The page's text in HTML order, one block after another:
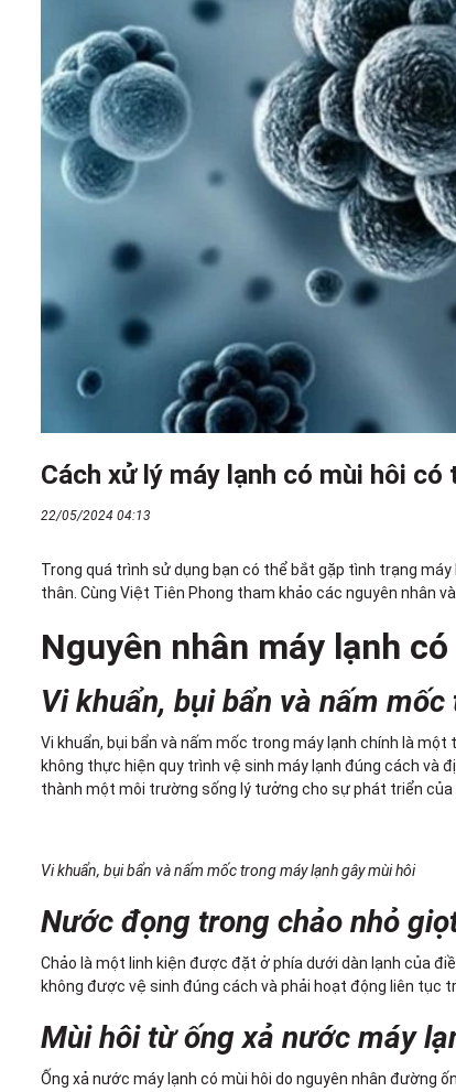
Cách xử lý máy lạnh có mùi hôi có
22/05/2024 04:13
Trong quá trình sử dụng bạn có thể bắt gặp tình trạng
thân. Cùng Việt Tiên Phong tham khảo các nguyên nhân
Nguyên nhân máy lạnh
Vi khuẩn, bụi bẩn và nấm
Vi khuẩn, bụi bẩn và nấm mốc trong máy lạnh chính là
không thực hiện quy trình vệ sinh máy lạnh đúng cách và
thành một môi trường sống lý tưởng cho sự phát triển của
Vi khuẩn, bụi bẩn và nấm mốc trong máy lạnh gây mùi hôi
Nước đọng trong chảo nhỏ
Chảo là một linh kiện được đặt ở phía dưới dàn lạnh của
không được vệ sinh đúng cách và phải hoạt động liên tục
Mùi hôi từ ống xả nước máy
Ống xả nước máy lạnh có mùi hôi do nguyên nhân đường